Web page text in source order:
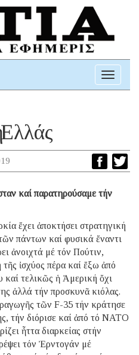
Toggle
καί παρατηρούσαμε τήν
ἔχει ἀποκτήσει στρατηγική
πάντων καί φυσικά ἔναντι
ἀνοιχτά μέ τόν Πούτιν,
ἰσχύος πέρα καί ἔξω ἀπό
καί τελικῶς ἡ Ἀμερική ὄχι
ἀλλά τήν προσκυνᾶ κιόλας.
τῶν F-35 τήν κράτησε
τήν διόρισε καί ἀπό τό ΝΑΤΟ
ἧττα διαρκείας στήν
τόν Ἐρντογάν μέ